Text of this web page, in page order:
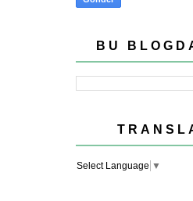
BU
Select Language ▼